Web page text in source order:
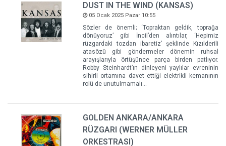
DUST IN THE WIND (KANSAS)
05 Ocak 2025 Pazar 10:55
Sözler de önemli; ‘Topraktan geldik, toprağa
dönüyoruz’ gibi İncil’den alıntılar, ‘Hepimiz
rüzgardaki tozdan ibaretiz’ şeklinde Kızılderili
atasözü gibi göndermeler dönemin ruhsal
arayışlarıyla örtüşünce parça birden patlıyor.
Robby Steinhardt’ın dinleyeni yaylılar evreninin
sihirli ortamına davet ettiği elektrikli kemanının
rolü de unutulmamalı…
GOLDEN ANKARA/ANKARA
RÜZGARI (WERNER MÜLLER
ORKESTRASI)